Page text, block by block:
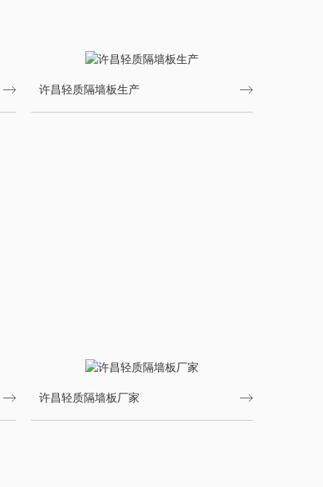
许昌轻质隔墙板生产
许昌轻质隔墙板厂家